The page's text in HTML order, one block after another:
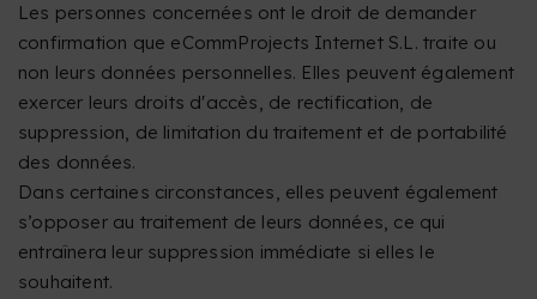
Les personnes concernées ont le droit de demander
confirmation que eCommProjects Internet S.L. traite ou
non leurs données personnelles. Elles peuvent également
exercer leurs droits d'accès, de rectification, de
suppression, de limitation du traitement et de portabilité
des données.
Dans certaines circonstances, elles peuvent également
s’opposer au traitement de leurs données, ce qui
entraînera leur suppression immédiate si elles le
souhaitent.